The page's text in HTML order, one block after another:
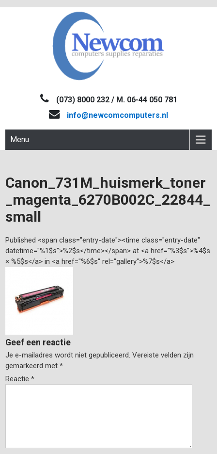
NEWCOM(073) 8000 232 / M. 06-44 050 781
info@newcomcomputers.nl
Menu
Canon_731M_huismerk_toner
_magenta_6270B002C_22844_
small
Published <span class="entry-date"><time class="entry-date"
datetime="%1$s">%2$s</time></span> at <a href="%3$s">%4$s
× %5$s</a> in <a href="%6$s" rel="gallery">%7$s</a>
Geef een reactie
Je e-mailadres wordt niet gepubliceerd. Vereiste velden zijn
gemarkeerd met*
Reactie*